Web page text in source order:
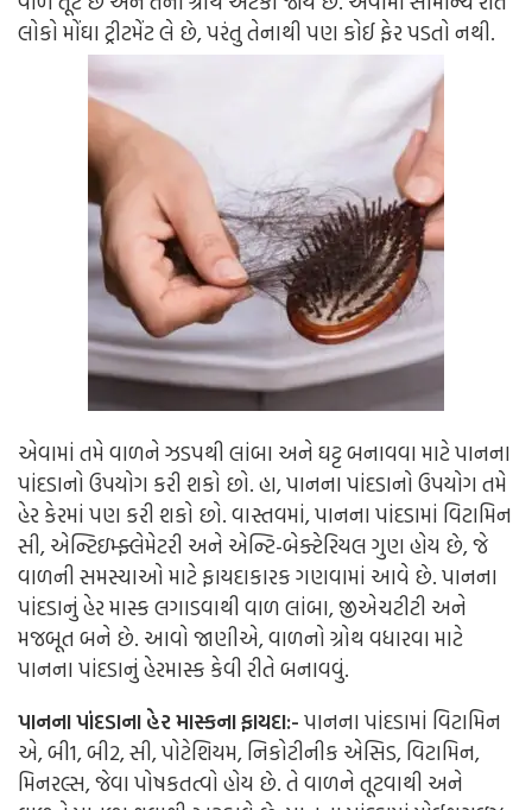
લોકો મોંઘા ટ્રીટમેંટ લે છે, પરંતુ તેનાથી પણ કોઈ ફેર પડતો નથી.
એવામાં તમે વાળને ઝડપથી લાંબા અને ઘટ્ટ બનાવવા માટે પાનના
પાંદડાનો ઉપયોગ કરી શકો છો. હા, પાનના પાંદડાનો ઉપયોગ તમે
હેર કેરમાં પણ કરી શકો છો. વાસ્તવમાં, પાનના પાંદડામાં વિટામિન
સી, એન્ટિઇમ્ફ્લેમેટરી અને એન્ટિ-બેક્ટેરિયલ ગુણ હોય છે, જે
વાળની સમસ્યાઓ માટે ફાયદાકારક ગણવામાં આવે છે. પાનના
પાંદડાનું હેર માસ્ક લગાડવાથી વાળ લાંબા, જીએચટીટી અને
મજબૂત બને છે. આવો જાણીએ, વાળનો ગ્રોથ વધારવા માટે
પાનના પાંદડાનું હેરમાસ્ક કેવી રીતે બનાવવું.
પાનના પાંદડાના હેર માસ્કના ફાયદા:-પાનના પાંદડામાં વિટામિન
એ, બી1, બી2, સી, પોટેશિયમ, નિકોટીનીક એસિડ, વિટામિન,
મિનરલ્સ, જેવા પોષકતત્વો હોય છે. તે વાળને તૂટવાથી અને